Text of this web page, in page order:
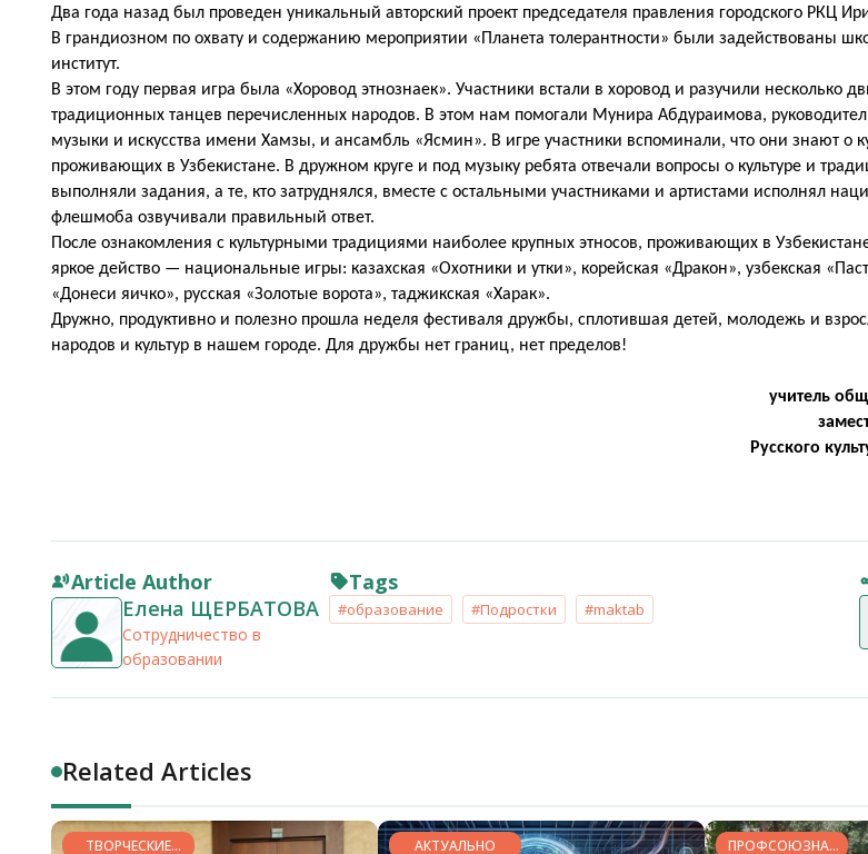
Два года назад был проведен уникальный авторский проект председателя правления городского РКЦ
В грандиозном по охвату и содержанию мероприятии «Планета толерантности» были задействованы
институт.
В этом году первая игра была «Хоровод этнознаек». Участники встали в хоровод и разучили несколько
традиционных танцев перечисленных народов. В этом нам помогали Мунира Абдураимова,
музыки и искусства имени Хамзы, и ансамбль «Ясмин». В игре участники вспоминали, что они знают о
проживающих в Узбекистане. В дружном круге и под музыку ребята отвечали вопросы о культуре и
выполняли задания, а те, кто затруднялся, вместе с остальными участниками и артистами исполнял
флешмоба озвучивали правильный ответ.
После ознакомления с культурными традициями наиболее крупных этносов, проживающих в
яркое действо — национальные игры: казахская «Охотники и утки», корейская «Дракон», узбекская
«Донеси яичко», русская «Золотые ворота», таджикская «Харак».
Дружно, продуктивно и полезно прошла неделя фестиваля дружбы, сплотившая детей, молодежь и
народов и культур в нашем городе. Для дружбы нет границ, нет пределов!
учитель
Русского
Article Author
Елена ЩЕРБАТОВА
Сотрудничество в
образовании
Tags
#образование #Подростки #maktab
Related Articles
ТВОРЧЕСКИЕ АКТУАЛЬНО ПРОФСОЮЗНАЯ